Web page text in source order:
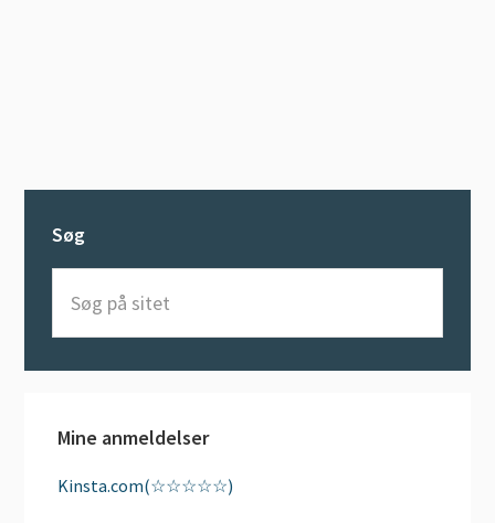
Søg
sitet
Mine anmeldelser
Kinsta.com(☆☆☆☆☆)